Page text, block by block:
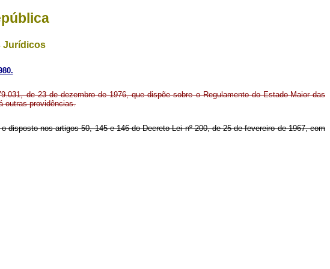
Jurídicos
de 23 de dezembro de 1976, que dispõe sobre o Regulamento do Estado-Maior das
outras providências.
nos artigos 50, 145 e 146 do Decreto-Lei nº 200, de 25 de fevereiro de 1967, com